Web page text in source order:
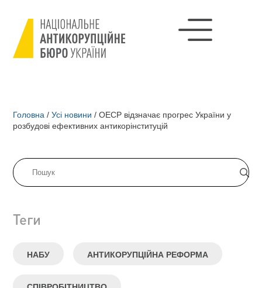
Головна / Усі новини / ОЕСР відзначає прогрес України у
розбудові ефективних антикорінституцій
Теги
НАБУ АНТИКОРУПЦІЙНА РЕФОРМА